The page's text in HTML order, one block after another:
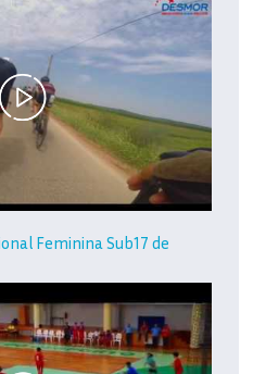
Feminina Sub17 de